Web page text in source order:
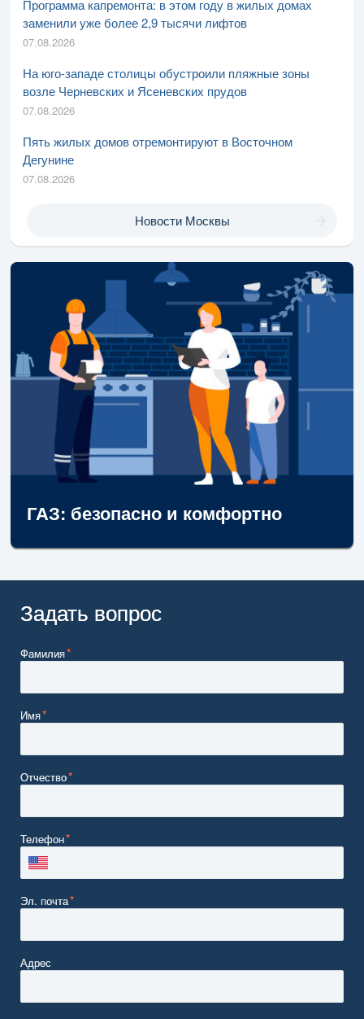
Программа капремонта: в этом году в жилых домах
заменили уже более 2,9 тысячи лифтов
07.08.2026
На юго-западе столицы обустроили пляжные зоны
возле Черневских и Ясеневских прудов
07.08.2026
Пять жилых домов отремонтируют в Восточном
Дегунине
07.08.2026
Новости Москвы
ГАЗ: безопасно и комфортно